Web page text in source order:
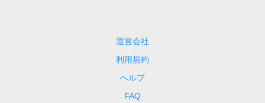
運営会社
利用規約
ヘルプ
FAQ